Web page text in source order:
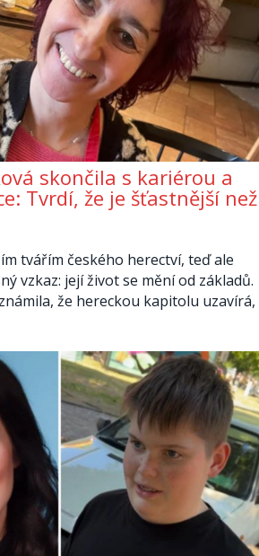
skončila s kariérou a
Tvrdí, že je šťastnější než
tvářím českého herectví, teď ale
vzkaz: její život se mění od základů.
že hereckou kapitolu uzavírá,